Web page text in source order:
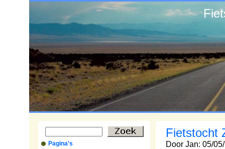
Pagina's
Fietstocht
Door Jan: 05/